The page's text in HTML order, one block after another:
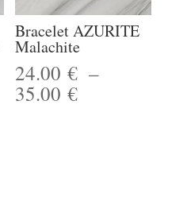
Bracelet AZURITE
Malachite
24.00€ –
35.00€Plage